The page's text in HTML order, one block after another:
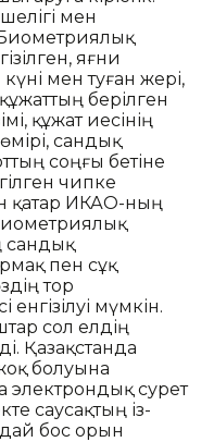
мен
яғни
мен туған жері,
берілген
құжат иесінің
сандық
соңғы бетіне
чипке
қатар ИКАО-ның
сандық
пен сұқ
тор
мүмкін.
сол елдің
Қазақстанда
болуына
электрондық сурет
саусақтың із-
бос орын